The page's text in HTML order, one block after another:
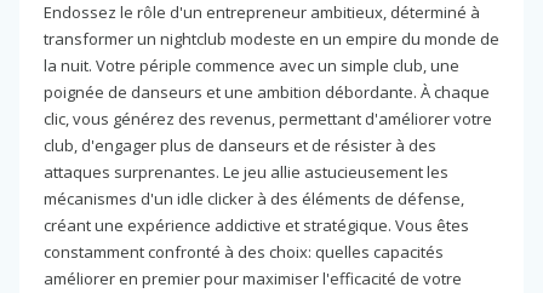
Endossez le rôle d'un entrepreneur ambitieux, déterminé à
transformer un nightclub modeste en un empire du monde de
la nuit. Votre périple commence avec un simple club, une
poignée de danseurs et une ambition débordante. À chaque
clic, vous générez des revenus, permettant d'améliorer votre
club, d'engager plus de danseurs et de résister à des
attaques surprenantes. Le jeu allie astucieusement les
mécanismes d'un idle clicker à des éléments de défense,
créant une expérience addictive et stratégique. Vous êtes
constamment confronté à des choix: quelles capacités
améliorer en premier pour maximiser l'efficacité de votre